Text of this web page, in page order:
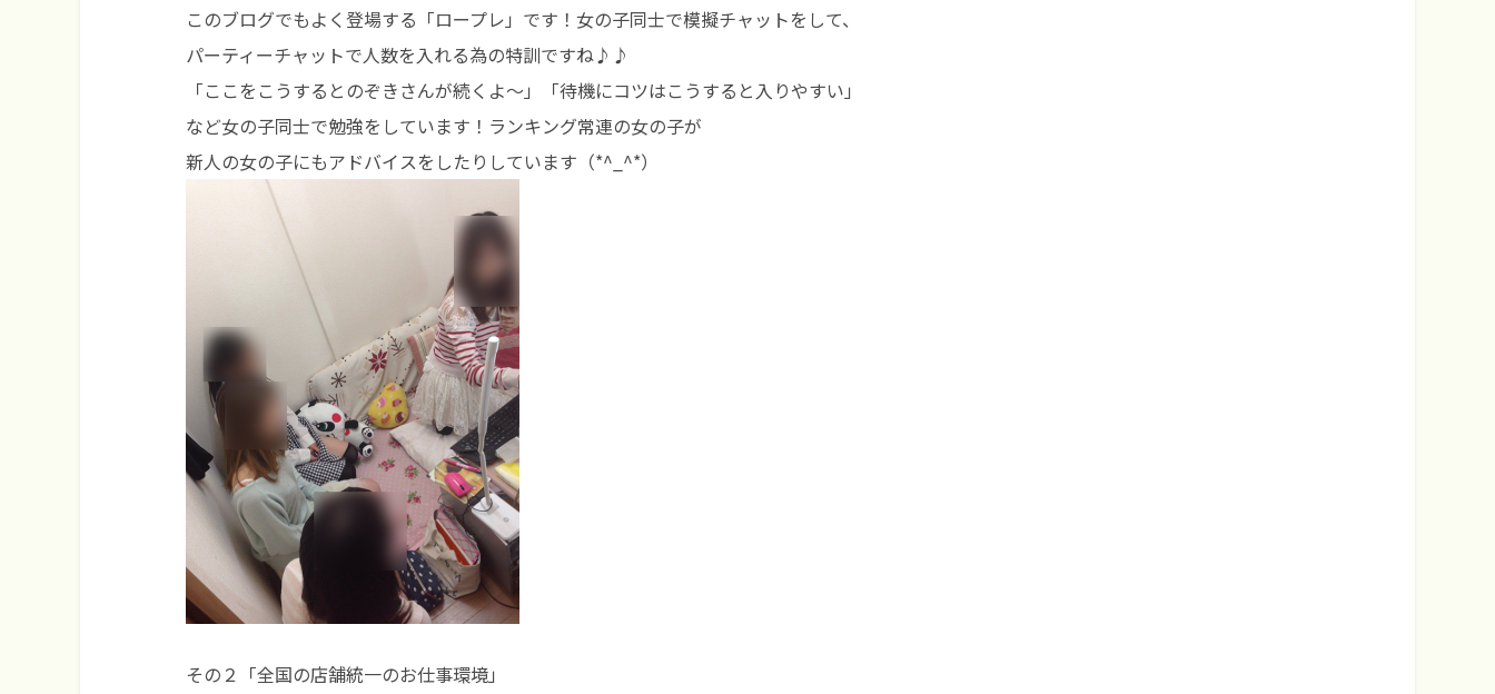
このブログでもよく登場する「ロープレ」です！女の子同士で模擬チャットをして、
パーティーチャットで人数を入れる為の特訓ですね♪♪
「ここをこうするとのぞきさんが続くよ～」「待機にコツはこうすると入りやすい」
など女の子同士で勉強をしています！ランキング常連の女の子が
新人の女の子にもアドバイスをしたりしています（*^_^*）
その２「全国の店舗統一のお仕事環境」